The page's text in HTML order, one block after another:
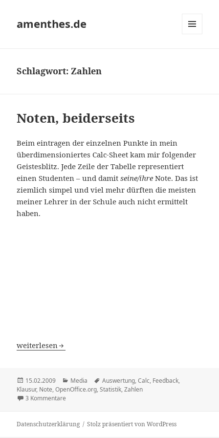
amenthes.de
Schlagwort:Zahlen
Noten, beiderseits
Beim eintragen der einzelnen Punkte in mein
überdimensioniertes Calc-Sheet kam mir folgender
Geistesblitz. Jede Zeile der Tabelle representiert
einen Studenten – und damitseine/ihre Note. Das ist
ziemlich simpel und viel mehr dürften die meisten
meiner Lehrer in der Schule auch nicht ermittelt
haben.
Noten, beiderseits
weiterlesen
Veröffentlicht
am
15.02.2009 Kategorien
Media Schlagwörter
Auswertung,Calc, Feedback,
Klausur, Note,OpenOffice.org,Statistik,Zahlen
3 Kommentare
Datenschutzerklärung Stolz präsentiert von WordPress